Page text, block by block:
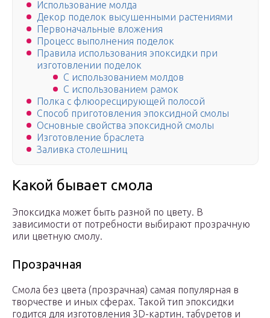
Использование молда
Декор поделок высушенными растениями
Первоначальные вложения
Процесс выполнения поделок
Правила использования эпоксидки при
изготовлении поделок
С использованием молдов
С использованием рамок
Полка с флюоресцирующей полосой
Способ приготовления эпоксидной смолы
Основные свойства эпоксидной смолы
Изготовление браслета
Заливка столешниц
Какой бывает смола
Эпоксидка может быть разной по цвету. В
зависимости от потребности выбирают прозрачную
или цветную смолу.
Прозрачная
Смола без цвета (прозрачная) самая популярная в
творчестве и иных сферах. Такой тип эпоксидки
годится для изготовления 3D-картин, табуретов и